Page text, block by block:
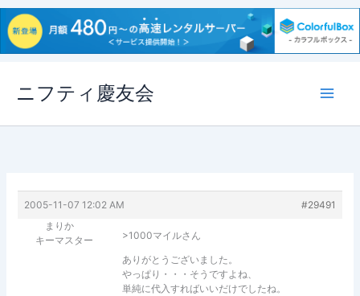
ス
ニフティ慶友会
2005-11-07 12:02 AM
#29491
まりか
キーマスター
>1000マイルさん
ありがとうございました。
やっぱり・・・そうですよね、
単純に代入すればいいだけでしたね。